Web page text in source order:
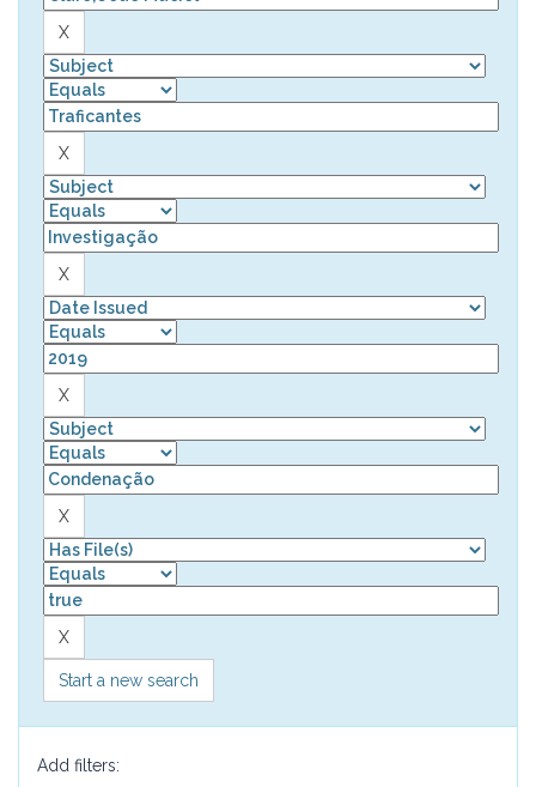
Start a new search
Add filters: